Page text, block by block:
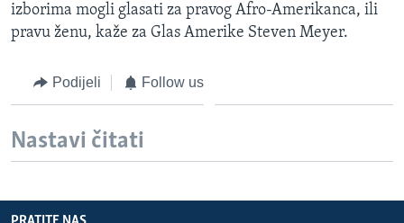
izborima mogli glasati za pravog Afro-Amerikanca, ili
pravu ženu, kaže za Glas Amerike Steven Meyer.
Podijeli Follow us
Nastavi čitati